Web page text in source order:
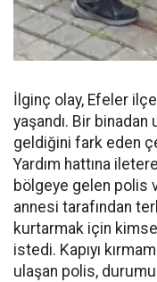
İlginç olay, Efeler
yaşandı. Bir
geldiğini fark eden
Yardım hattına
bölgeye gelen polis
annesi tarafından
kurtarmak için
istedi. Kapıyı
ulaşan polis, durumu